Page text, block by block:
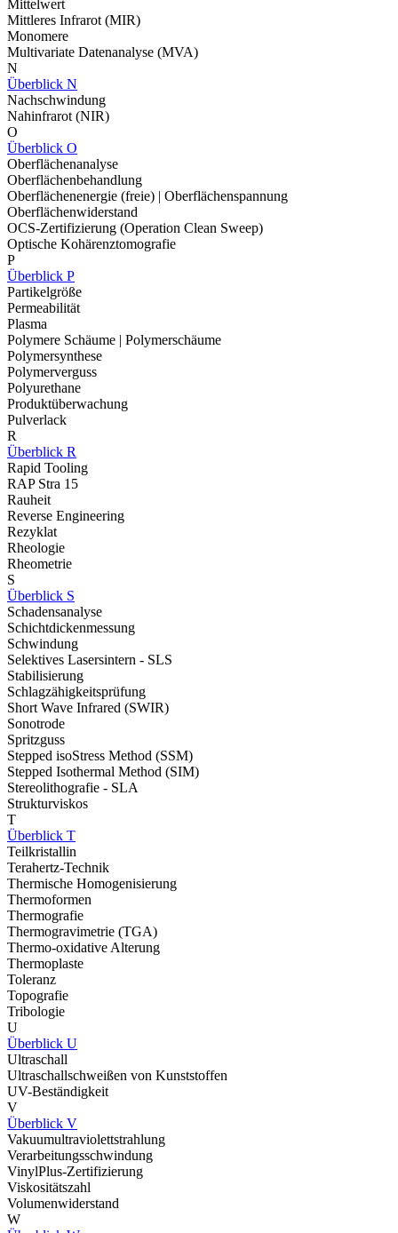
Mittelwert
Mittleres Infrarot (MIR)
Monomere
Multivariate Datenanalyse (MVA)
N
Überblick N
Nachschwindung
Nahinfrarot (NIR)
O
Überblick O
Oberflächenanalyse
Oberflächenbehandlung
Oberflächenenergie (freie) | Oberflächenspannung
Oberflächenwiderstand
OCS-Zertifizierung (Operation Clean Sweep)
Optische Kohärenztomografie
P
Überblick P
Partikelgröße
Permeabilität
Plasma
Polymere Schäume | Polymerschäume
Polymersynthese
Polymerverguss
Polyurethane
Produktüberwachung
Pulverlack
R
Überblick R
Rapid Tooling
RAP Stra 15
Rauheit
Reverse Engineering
Rezyklat
Rheologie
Rheometrie
S
Überblick S
Schadensanalyse
Schichtdickenmessung
Schwindung
Selektives Lasersintern - SLS
Stabilisierung
Schlagzähigkeitsprüfung
Short Wave Infrared (SWIR)
Sonotrode
Spritzguss
Stepped isoStress Method (SSM)
Stepped Isothermal Method (SIM)
Stereolithografie - SLA
Strukturviskos
T
Überblick T
Teilkristallin
Terahertz-Technik
Thermische Homogenisierung
Thermoformen
Thermografie
Thermogravimetrie (TGA)
Thermo-oxidative Alterung
Thermoplaste
Toleranz
Topografie
Tribologie
U
Überblick U
Ultraschall
Ultraschallschweißen von Kunststoffen
UV-Beständigkeit
V
Überblick V
Vakuumultraviolettstrahlung
Verarbeitungsschwindung
VinylPlus-Zertifizierung
Viskositätszahl
Volumenwiderstand
W